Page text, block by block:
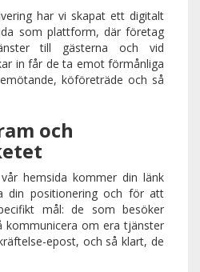
har vi skapat ett digitalt
som plattform, där företag
till gästerna och vid
in får de ta emot förmånliga
köföreträde och så
och
hemsida kommer din länk
din positionering och för att
mål: de som besöker
kommunicera om era tjänster
epost, och så klart, de